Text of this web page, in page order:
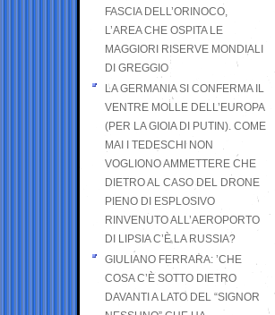
FASCIA DELL’ORINOCO,
L’AREA CHE OSPITA LE
MAGGIORI RISERVE MONDIALI
DI GREGGIO
LA GERMANIA SI CONFERMA IL
VENTRE MOLLE DELL’EUROPA
(PER LA GIOIA DI PUTIN). COME
MAI I TEDESCHI NON
VOGLIONO AMMETTERE CHE
DIETRO AL CASO DEL DRONE
PIENO DI ESPLOSIVO
RINVENUTO ALL’AEROPORTO
DI LIPSIA C’È LA RUSSIA?
GIULIANO FERRARA: ’CHE
COSA C’È SOTTO DIETRO
DAVANTI A LATO DEL “SIGNOR